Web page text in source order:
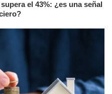
el 43%: ¿es una señal